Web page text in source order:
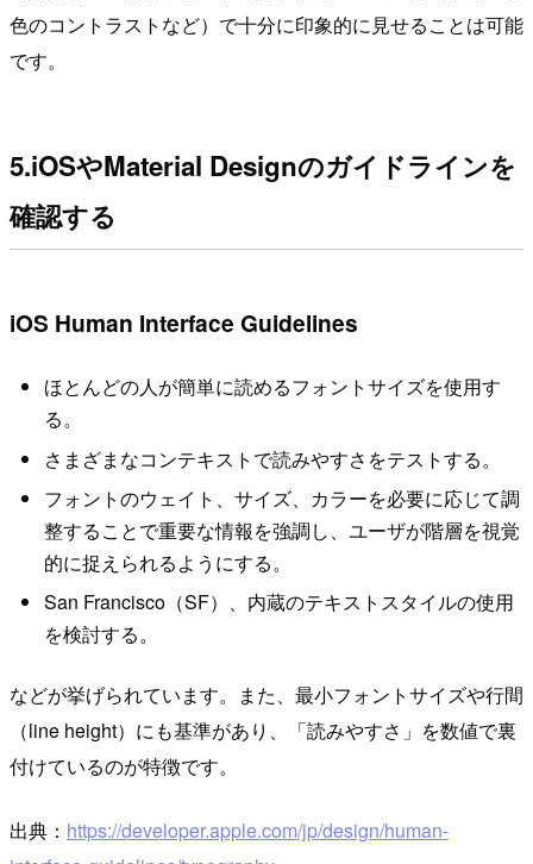
色のコントラストなど）で十分に印象的に見せることは可能
です。
5.iOSやMaterial Designのガイドラインを
確認する
iOS Human Interface Guidelines
ほとんどの人が簡単に読めるフォントサイズを使用す
る。
さまざまなコンテキストで読みやすさをテストする。
フォントのウェイト、サイズ、カラーを必要に応じて調
整することで重要な情報を強調し、ユーザが階層を視覚
的に捉えられるようにする。
San Francisco（SF）、内蔵のテキストスタイルの使用
を検討する。
などが挙げられています。また、最小フォントサイズや行間
（line height）にも基準があり、「読みやすさ」を数値で裏
付けているのが特徴です。
出典： https://developer.apple.com/jp/design/human-